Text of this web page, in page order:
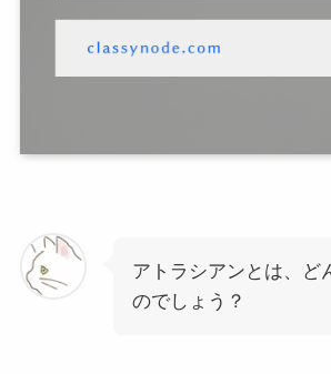
アトラシアンとは、ど
のでしょう？